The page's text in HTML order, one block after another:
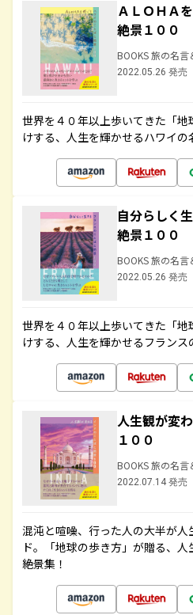
ＡＬＯＨＡ
絶景１００
BOOKS 旅の名言
2022.05.26 発売
世界を４０年以上歩いてきた「
けする、人生を輝かせるハワイ
自分らしく
絶景１００
BOOKS 旅の名言
2022.05.26 発売
世界を４０年以上歩いてきた「
けする、人生を輝かせるフラン
人生観が変
１００
BOOKS 旅の名言
2022.07.14 発売
混沌と喧噪、行った人の大半が
ド。「地球の歩き方」が贈る、
絶景集！